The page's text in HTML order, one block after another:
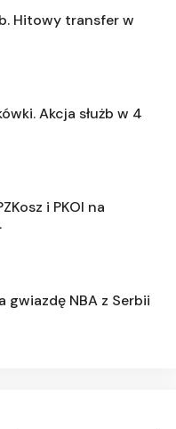
Hitowy transfer w
Akcja służb w 4
i PKOl na
gwiazdę NBA z Serbii